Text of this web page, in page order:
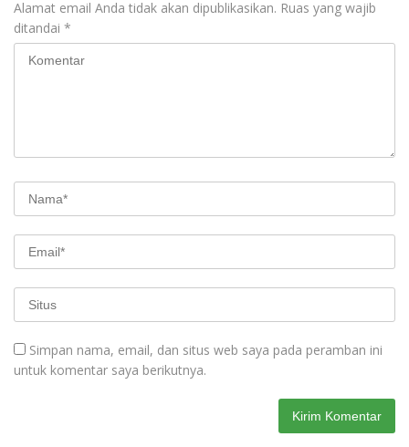
Alamat email Anda tidak akan dipublikasikan. Ruas yang wajib
ditandai *
Simpan nama, email, dan situs web saya pada peramban ini
untuk komentar saya berikutnya.